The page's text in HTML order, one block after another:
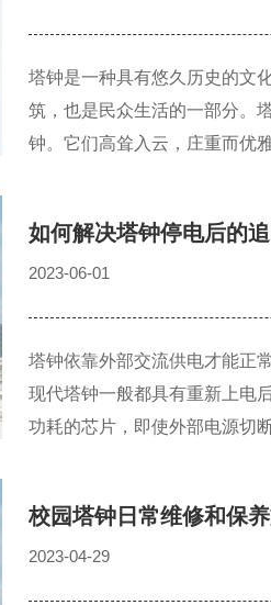
塔钟是一种具有悠久历史的文
筑，也是民众生活的一部分。
钟。它们高耸入云，庄重而优
如何解决塔钟停电后的
2023-06-01
塔钟依靠外部交流供电才能正
现代塔钟一般都具有重新上电
功耗的芯片，即使外部电源切
校园塔钟日常维修和保
2023-04-29